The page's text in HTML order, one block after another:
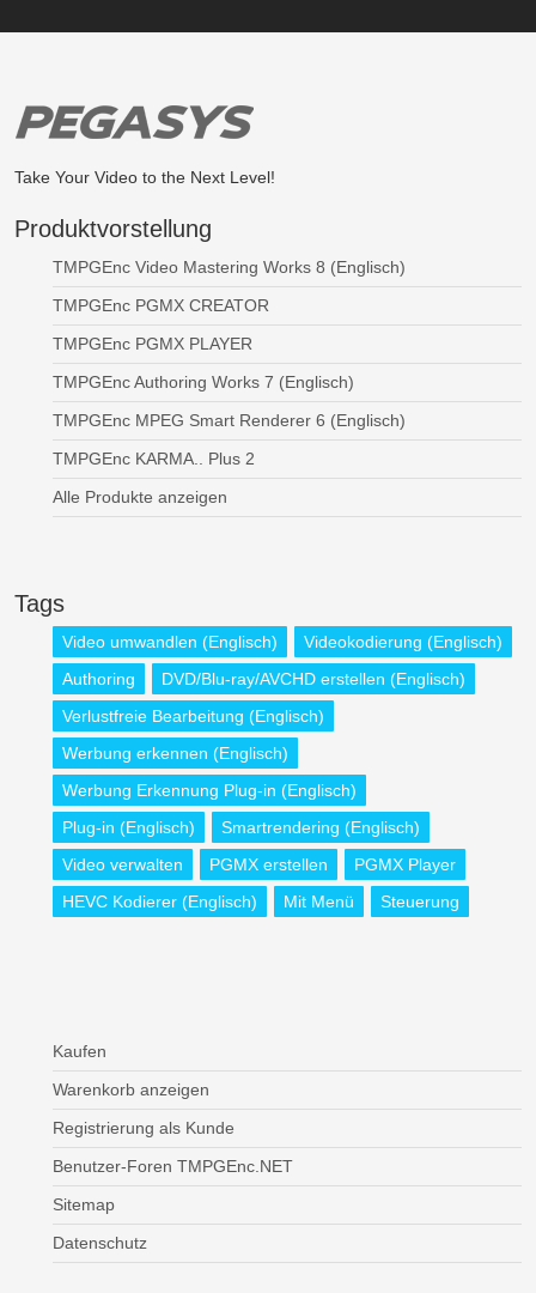
Take Your Video to the Next Level!
Produktvorstellung
TMPGEnc Video Mastering Works 8 (Englisch)
TMPGEnc PGMX CREATOR
TMPGEnc PGMX PLAYER
TMPGEnc Authoring Works 7 (Englisch)
TMPGEnc MPEG Smart Renderer 6 (Englisch)
TMPGEnc KARMA.. Plus 2
Alle Produkte anzeigen
Tags
Video umwandlen (Englisch)
Videokodierung (Englisch)
Authoring
DVD/Blu-ray/AVCHD erstellen (Englisch)
Verlustfreie Bearbeitung (Englisch)
Werbung erkennen (Englisch)
Werbung Erkennung Plug-in (Englisch)
Plug-in (Englisch)
Smartrendering (Englisch)
Video verwalten
PGMX erstellen
PGMX Player
HEVC Kodierer (Englisch)
Mit Menü Steuerung
Kaufen
Warenkorb anzeigen
Registrierung als Kunde
Benutzer-Foren TMPGEnc.NET
Sitemap
Datenschutz